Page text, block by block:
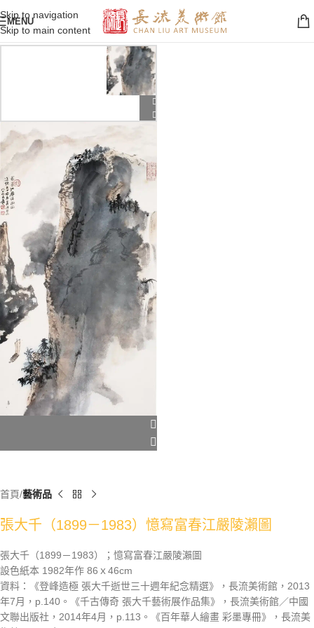
Skip to navigation
Skip to main content
MENU
首頁 藝術品
張大千（1899－1983）憶寫富春江嚴陵瀨圖
張大千（1899－1983）；憶寫富春江嚴陵瀨圖
設色紙本 1982年作 86ｘ46cm
資料：《登峰造極 張大千逝世三十週年紀念精選》，長流美術館，2013
年7月，p.140。《千古傳奇 張大千藝術展作品集》，長流美術館／中國
文聯出版社，2014年4月，p.113。《百年華人繪畫 彩墨專冊》，長流美